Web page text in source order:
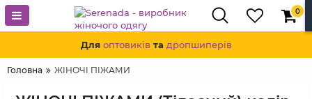
0
Для оптовиків та дропшиперів
Головна ЖІНОЧІ ПІЖАМИ